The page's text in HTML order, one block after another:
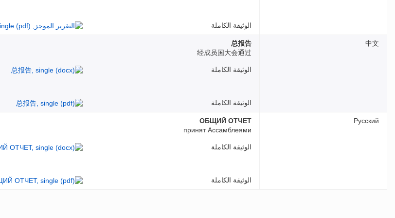
الوثيقة الكاملة
中文
总报告
经成员国大会通过
الوثيقة الكاملة
الوثيقة الكاملة
Русский
ОБЩИЙ ОТЧЕТ
принят Ассамблеями
الوثيقة الكاملة
الوثيقة الكاملة